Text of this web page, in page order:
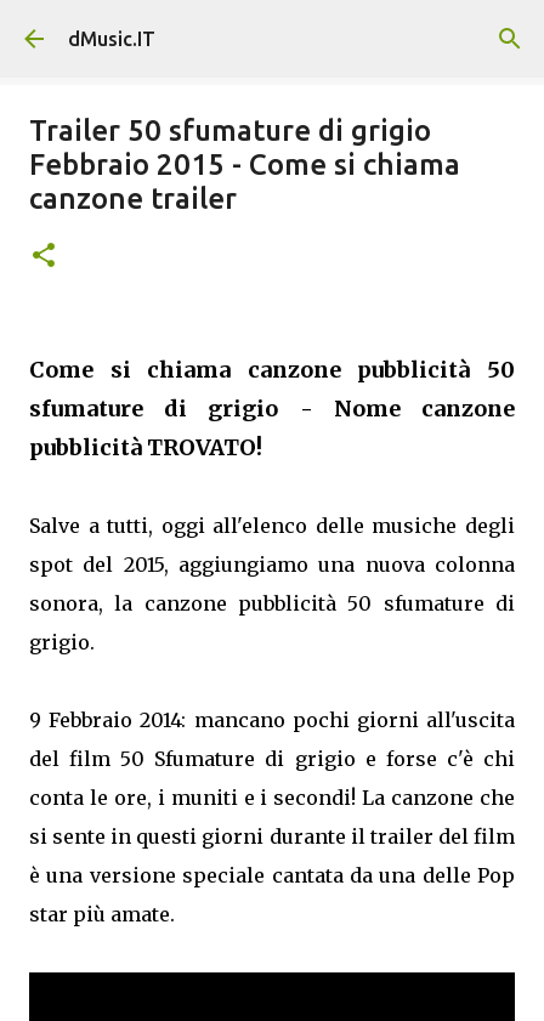
Passa ai contenuti principali
dMusic.IT
Trailer 50 sfumature di grigio
Febbraio 2015 - Come si chiama
canzone trailer
Come si chiama canzone pubblicità 50
sfumature di grigio - Nome canzone
pubblicità TROVATO!
Salve a tutti, oggi all'elenco delle musiche degli
spot del 2015, aggiungiamo una nuova colonna
sonora, la canzone pubblicità 50 sfumature di
grigio.
9 Febbraio 2014: mancano pochi giorni all'uscita
del film 50 Sfumature di grigio e forse c'è chi
conta le ore, i muniti e i secondi! La canzone che
si sente in questi giorni durante il trailer del film
è una versione speciale cantata da una delle Pop
star più amate.